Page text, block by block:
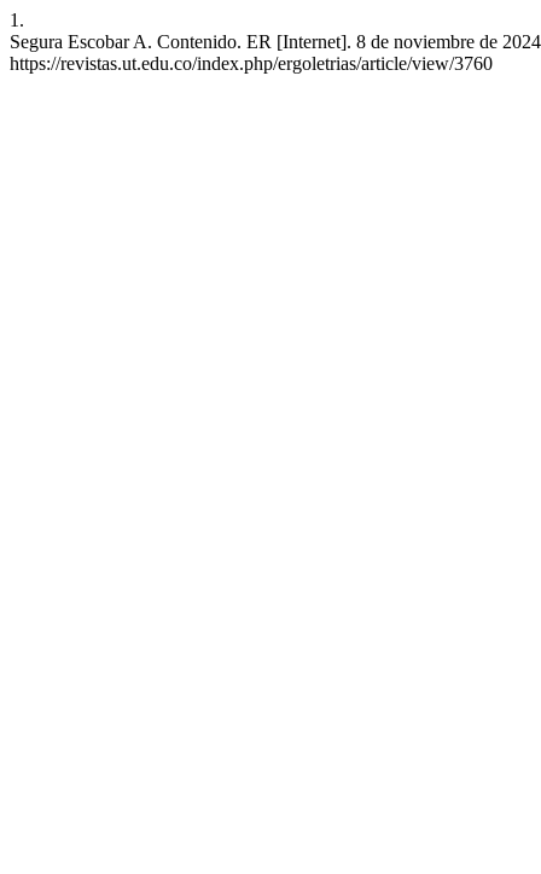
1.
Segura Escobar A. Contenido. ER [Internet]. 8 de noviembre de
https://revistas.ut.edu.co/index.php/ergoletrias/article/view/3760